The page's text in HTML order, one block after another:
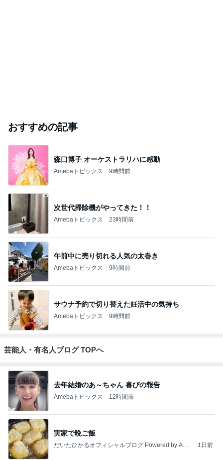
おすすめの記事
森口博子 オーケストラリハに感動
Amebaトピックス 9時間前
次世代掃除機がやってきた！！
Amebaトピックス 23時間前
午前中に売り切れる人気の太巻き
Amebaトピックス 9時間前
サウナ予約で切り替えた妊活中の気持ち
Amebaトピックス 9時間前
芸能人・有名人ブログ TOPへ
去年結婚のあ～ちゃん 喜びの報告
Amebaトピックス 12時間前
実家で晩ご飯
だいたひかるオフィシャルブログ Powered by Ame
1日前